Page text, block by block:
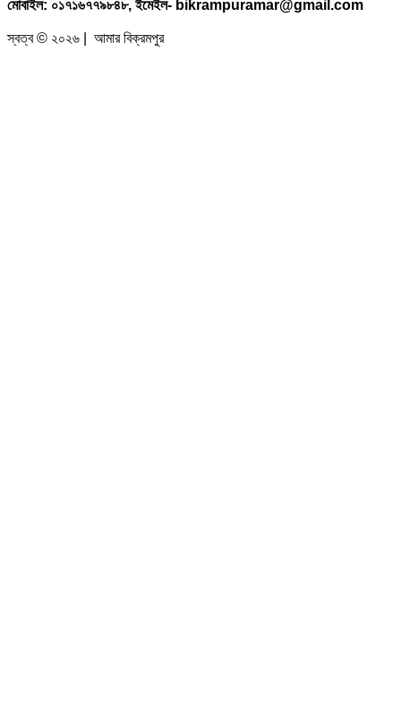
মোবাইল: ০১৭১৬৭৭৯৮৪৮, ইমেইল- bikrampuramar@gmail.com
স্বত্ব © ২০২৬ | আমার বিক্রমপুর